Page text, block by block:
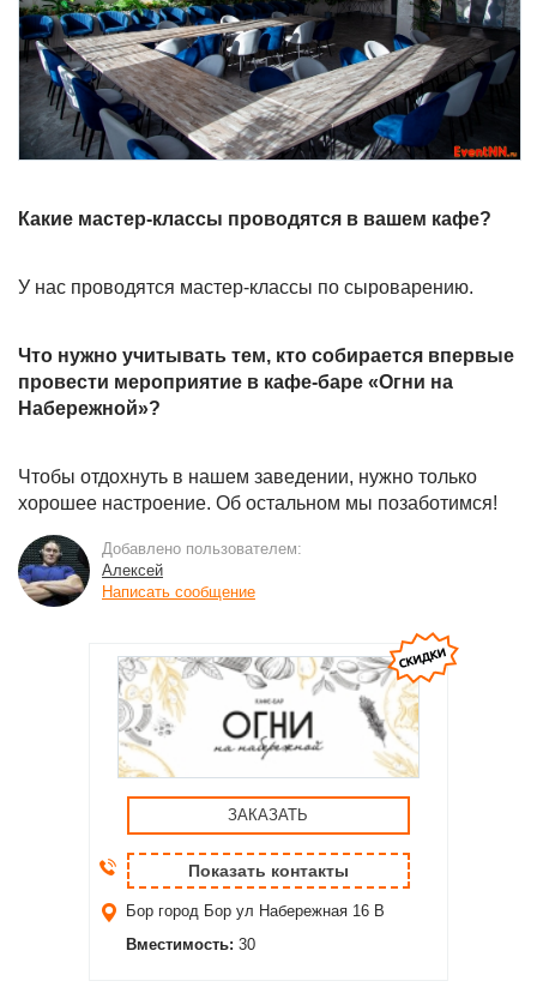
Какие мастер-классы проводятся в вашем кафе?
У нас проводятся мастер-классы по сыроварению.
Что нужно учитывать тем, кто собирается впервые
провести мероприятие в кафе-баре «Огни на
Набережной»?
Чтобы отдохнуть в нашем заведении, нужно только
хорошее настроение. Об остальном мы позаботимся!
Добавлено пользователем:
Алексей
Написать сообщение
ЗАКАЗАТЬ
Показать контакты
Бор город Бор ул Набережная 16 В
Вместимость: 30